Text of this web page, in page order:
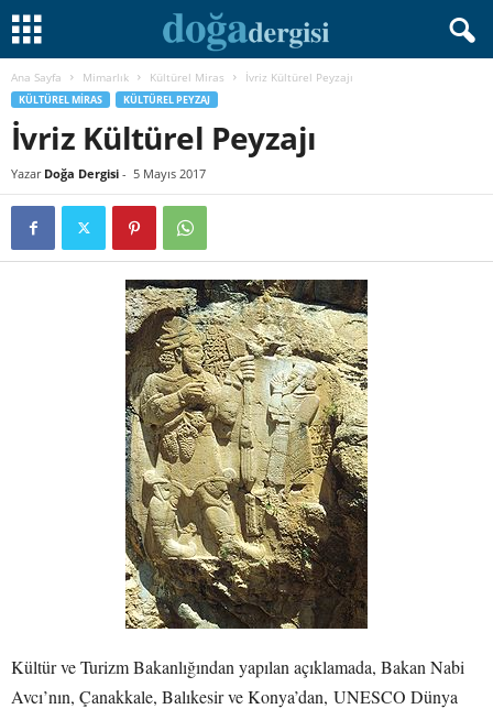
Ana Sayfa Mimarlık Kültürel Miras İvriz Kültürel Peyzajı
KÜLTÜREL MIRAS KÜLTÜREL PEYZAJ
İvriz Kültürel Peyzajı
Yazar Doğa Dergisi - 5 Mayıs 2017
Kültür ve Turizm Bakanlığından yapılan açıklamada, Bakan Nabi
Avcı’nın, Çanakkale, Balıkesir ve Konya’dan, UNESCO Dünya